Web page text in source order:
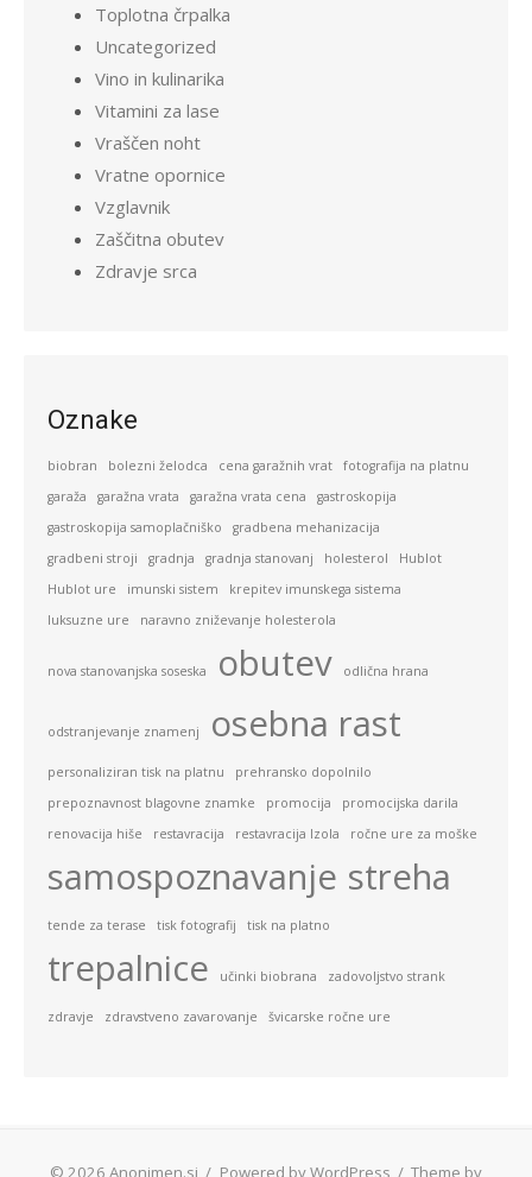
Toplotna črpalka
Uncategorized
Vino in kulinarika
Vitamini za lase
Vraščen noht
Vratne opornice
Vzglavnik
Zaščitna obutev
Zdravje srca
Oznake
biobran bolezni želodca cena garažnih vrat
fotografija na platnu
garaža
garažna vrata garažna vrata cena
gastroskopija
gastroskopija samoplačniško
gradbena mehanizacija
gradbeni stroji
gradnja gradnja stanovanj holesterol
Hublot
Hublot ure
imunski sistem
krepitev imunskega sistema
luksuzne ure
naravno zniževanje holesterola
nova stanovanjska soseska obutev odlična hrana
odstranjevanje znamenj osebna rast
personaliziran tisk na platnu
prehransko dopolnilo
prepoznavnost blagovne znamke
promocija
promocijska darila
renovacija hiše
restavracija restavracija Izola ročne ure za moške
samospoznavanje streha
tende za terase tisk fotografij tisk na platno
trepalnice učinki biobrana zadovoljstvo strank
zdravje zdravstveno zavarovanje švicarske ročne ure
© 2026 Anonimen.si / Powered by WordPress / Theme by